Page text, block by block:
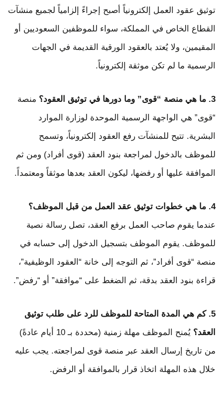
توثيق عقود العمل إلكترونياً أصبح إجراءً إلزامياً لجميع منشآت
القطاع الخاص في المملكة، سواء للموظفين السعوديين أو
المقيمين، ولا يُعتد بالعقود الورقية القديمة في الجهات
الرسمية ما لم تكن موثقة إلكترونياً.
3. ما هي منصة “قوى” وما دورها في توثيق العقود؟
منصة
“قوى” هي الواجهة الرسمية الموحدة لوزارة الموارد
البشرية. تتيح للمنشآت رفع العقود إلكترونياً، وتسمح
للموظف بالدخول لمراجعة بنود العقد (قوى أفراد) ومن ثم
الموافقة عليها أو رفضها، ليكون العقد بعدها موثقاً ومعتمداً.
4. ما هي خطوات توثيق عقد العمل من قبل الموظف؟
عندما يقوم صاحب العمل برفع العقد، تصل رسالة نصية
للموظف. يقوم الموظف بتسجيل الدخول إلى حسابه في
منصة “قوى أفراد”، ثم التوجه إلى خانة “العقود الوظيفية”،
قراءة بنود العقد بدقة، ثم الضغط على “موافقة” أو “رفض”.
5. كم هي المدة المتاحة للموظف للرد على طلب توثيق
العقد؟
يُمنح الموظف مهلة زمنية (محددة بـ 10 أيام عادةً)
من تاريخ إرسال العقد عبر منصة قوى لمراجعته. يجب عليه
خلال هذه المهلة اتخاذ قرار بالموافقة أو الرفض.